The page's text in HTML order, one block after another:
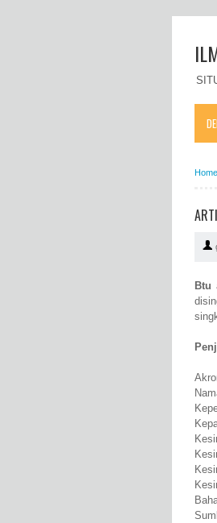
Home
Btu